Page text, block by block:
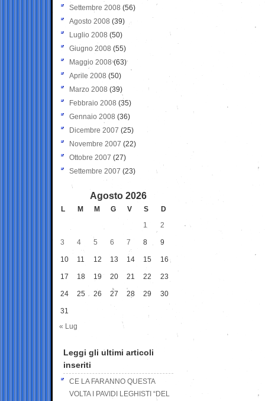
Settembre 2008 (56)
Agosto 2008 (39)
Luglio 2008 (50)
Giugno 2008 (55)
Maggio 2008(63)
Aprile 2008 (50)
Marzo 2008 (39)
Febbraio 2008 (35)
Gennaio 2008 (36)
Dicembre 2007 (25)
Novembre 2007 (22)
Ottobre 2007 (27)
Settembre 2007 (23)
Agosto 2026
L M M G V S
D
1
2
3 4 5 6 7 8 9
10 11 12 13 14 15 16
17 18 19 20 21 22 23
24 25 26 27 28 29 30
31
« Lug
Leggi gli ultimi articoli
inseriti
CE LA FARANNO QUESTA
VOLTA I PAVIDI LEGHISTI “DEL